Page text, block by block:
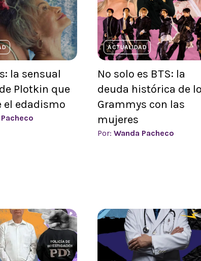
la sensual
Plotkin que
el edadismo
ACTUALIDAD
No solo es BTS: la
deuda histórica de
Grammys con las
mujeres
Por: Wanda Pacheco